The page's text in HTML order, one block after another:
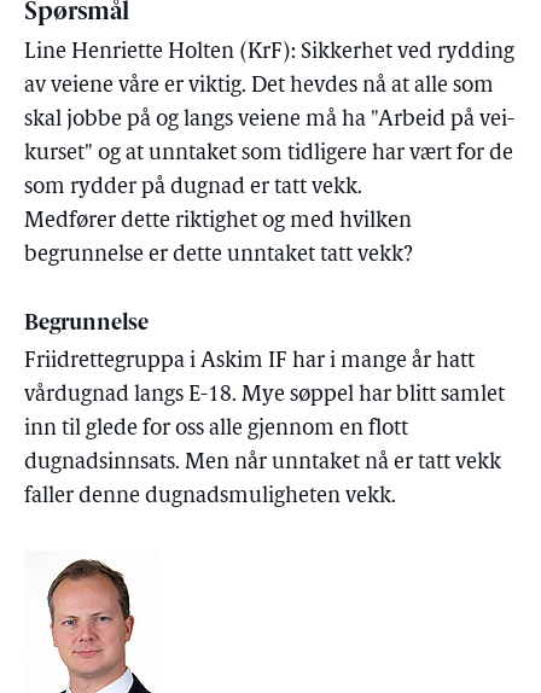
Spørsmål
Line Henriette Holten (KrF): Sikkerhet ved rydding
av veiene våre er viktig. Det hevdes nå at alle som
skal jobbe på og langs veiene må ha "Arbeid på vei-
kurset" og at unntaket som tidligere har vært for de
som rydder på dugnad er tatt vekk.
Medfører dette riktighet og med hvilken
begrunnelse er dette unntaket tatt vekk?
Begrunnelse
Friidrettegruppa i Askim IF har i mange år hatt
vårdugnad langs E-18. Mye søppel har blitt samlet
inn til glede for oss alle gjennom en flott
dugnadsinnsats. Men når unntaket nå er tatt vekk
faller denne dugnadsmuligheten vekk.